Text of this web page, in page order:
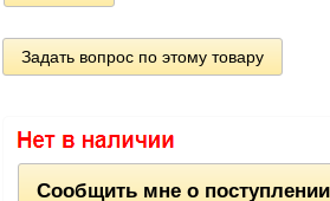
Задать вопрос по этому товару
Сообщить мне о поступлении